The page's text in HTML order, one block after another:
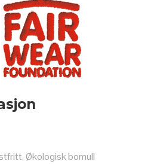
Økologisk bomull